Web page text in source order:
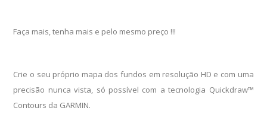
Faça mais, tenha mais e pelo mesmo preço !!!
Crie o seu próprio mapa dos fundos em resolução HD e com uma
precisão nunca vista, só possível com a tecnologia Quickdraw™
Contours da GARMIN.